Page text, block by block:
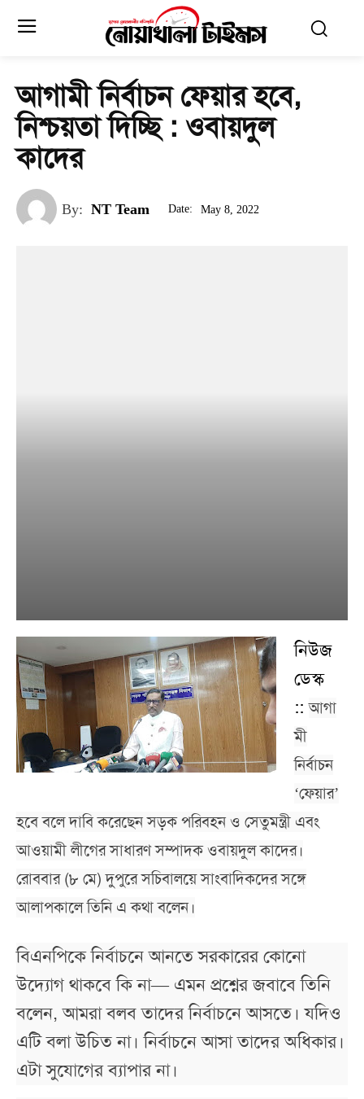
আগামী নির্বাচন ফেয়ার হবে,
নিশ্চয়তা দিচ্ছি : ওবায়দুল
কাদের
By: NT Team Date: May 8, 2022
নিউজ
ডেস্ক
::আগা
মী
নির্বাচন
‘ফেয়ার’
হবে বলে দাবি করেছেন সড়ক পরিবহন ও সেতুমন্ত্রী এবং
আওয়ামী লীগের সাধারণ সম্পাদক ওবায়দুল কাদের।
রোববার (৮ মে) দুপুরে সচিবালয়ে সাংবাদিকদের সঙ্গে
আলাপকালে তিনি এ কথা বলেন।
বিএনপিকে নির্বাচনে আনতে সরকারের কোনো
উদ্যোগ থাকবে কি না— এমন প্রশ্নের জবাবে তিনি
বলেন, আমরা বলব তাদের নির্বাচনে আসতে। যদিও
এটি বলা উচিত না। নির্বাচনে আসা তাদের অধিকার।
এটা সুযোগের ব্যাপার না।